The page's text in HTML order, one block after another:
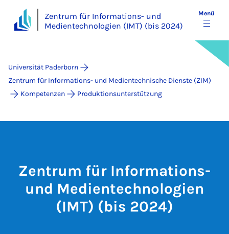
Zentrum für Informations- und
Medientechnologien (IMT) (bis 2024)
Menü
Universität Paderborn
Zentrum für Informations- und Medientechnische Dienste (ZIM)
Kompetenzen
Produktionsunterstützung
Zentrum für Informations-
und Medientechnologien
(IMT) (bis 2024)